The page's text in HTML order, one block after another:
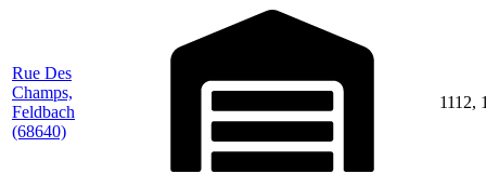
Rue Des
Champs,
Feldbach
(68640)
1112,